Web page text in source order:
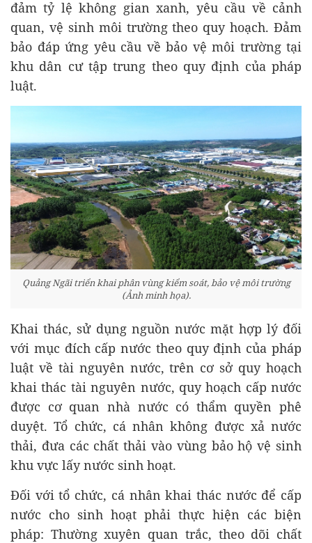
đảm tỷ lệ không gian xanh, yêu cầu về cảnh
quan, vệ sinh môi trường theo quy hoạch. Đảm
bảo đáp ứng yêu cầu về bảo vệ môi trường tại
khu dân cư tập trung theo quy định của pháp
luật.
Quảng Ngãi triển khai phân vùng kiểm soát, bảo vệ môi trường
(Ảnh minh họa).
Khai thác, sử dụng nguồn nước mặt hợp lý đối
với mục đích cấp nước theo quy định của pháp
luật về tài nguyên nước, trên cơ sở quy hoạch
khai thác tài nguyên nước, quy hoạch cấp nước
được cơ quan nhà nước có thẩm quyền phê
duyệt. Tổ chức, cá nhân không được xả nước
thải, đưa các chất thải vào vùng bảo hộ vệ sinh
khu vực lấy nước sinh hoạt.
Đối với tổ chức, cá nhân khai thác nước để cấp
nước cho sinh hoạt phải thực hiện các biện
pháp: Thường xuyên quan trắc, theo dõi chất